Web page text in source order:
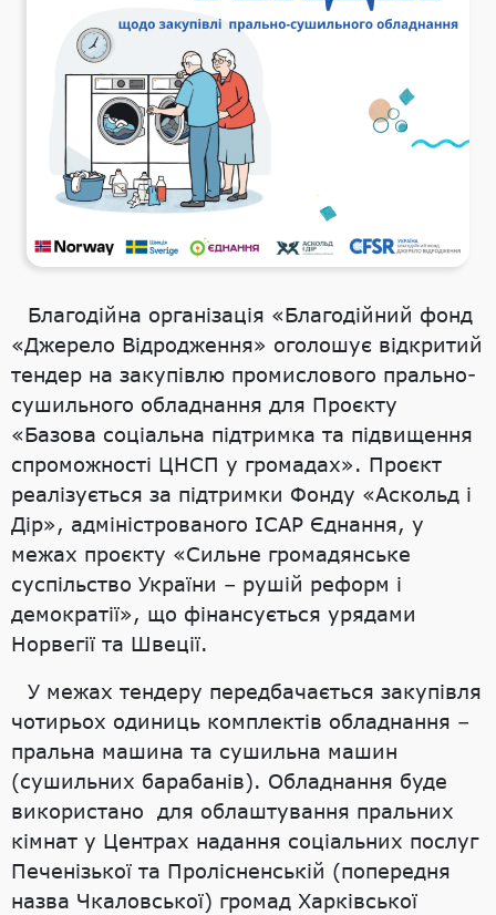
Благодійна організація «Благодійний фонд
«Джерело Відродження» оголошує відкритий
тендер на закупівлю промислового прально-
сушильного обладнання для Проєкту
«Базова соціальна підтримка та підвищення
спроможності ЦНСП у громадах». Проєкт
реалізується за підтримки Фонду «Аскольд і
Дір», адміністрованого ІСАР Єднання, у
межах проєкту «Сильне громадянське
суспільство України – рушій реформ і
демократії», що фінансується урядами
Норвегії та Швеції.
У межах тендеру передбачається закупівля
чотирьох одиниць комплектів обладнання –
пральна машина та сушильна машин
(сушильних барабанів). Обладнання буде
використано для облаштування пральних
кімнат у Центрах надання соціальних послуг
Печенізької та Пролісненській (попередня
назва Чкаловської) громад Харківської